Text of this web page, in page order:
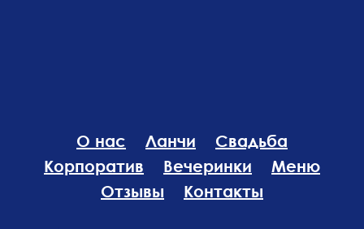
О нас Ланчи
Свадьба
Корпоратив
Вечеринки
Меню
Отзывы
Контакты